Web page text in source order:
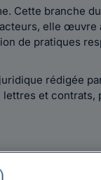
Cette branche
elle
de pratiques
rédigée
et